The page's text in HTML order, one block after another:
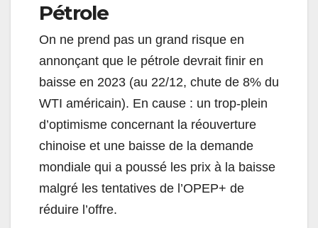
Pétrole
On ne prend pas un grand risque en
annonçant que le pétrole devrait finir en
baisse en 2023 (au 22/12, chute de 8% du
WTI américain). En cause : un trop-plein
d’optimisme concernant la réouverture
chinoise et une baisse de la demande
mondiale qui a poussé les prix à la baisse
malgré les tentatives de l’OPEP+ de
réduire l’offre.